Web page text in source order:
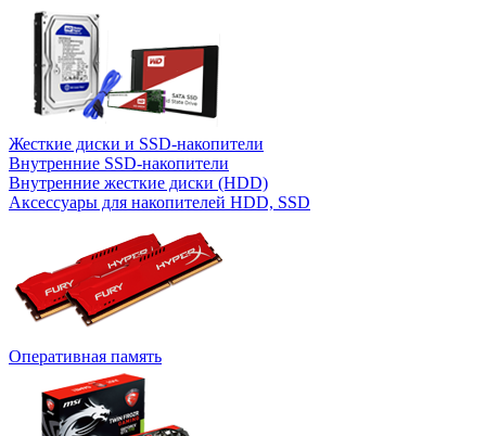
Жесткие диски и SSD-накопители
Внутренние SSD-накопители
Внутренние жесткие диски (HDD)
Аксессуары для накопителей HDD, SSD
Оперативная память